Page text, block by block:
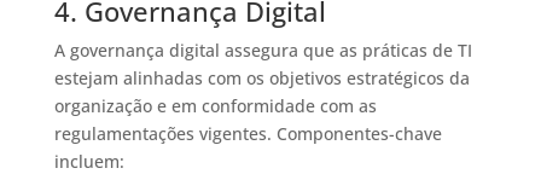
4. Governança Digital
A governança digital assegura que as práticas de TI
estejam alinhadas com os objetivos estratégicos da
organização e em conformidade com as
regulamentações vigentes. Componentes-chave
incluem:​